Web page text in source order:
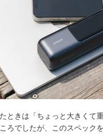
ときは「ちょっと大きくて
ろでしたが、このスペックを